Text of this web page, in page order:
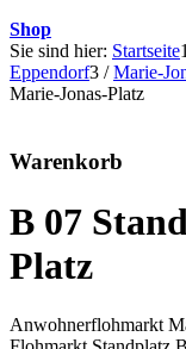
Shop
Sie sind hier: Startseite1
Eppendorf3 / Marie-
Marie-Jonas-Platz
Warenkorb
B 07
Platz
Anwohnerflohmarkt